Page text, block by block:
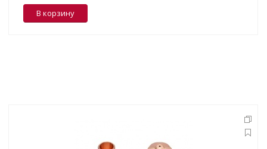
В корзину